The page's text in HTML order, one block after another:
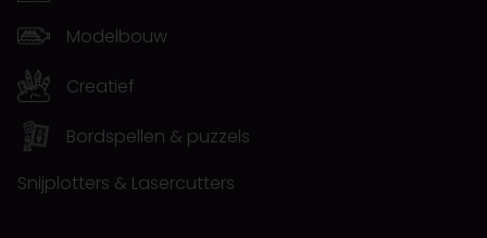
Modelbouw
Creatief
Bordspellen & puzzels
Snijplotters & Lasercutters